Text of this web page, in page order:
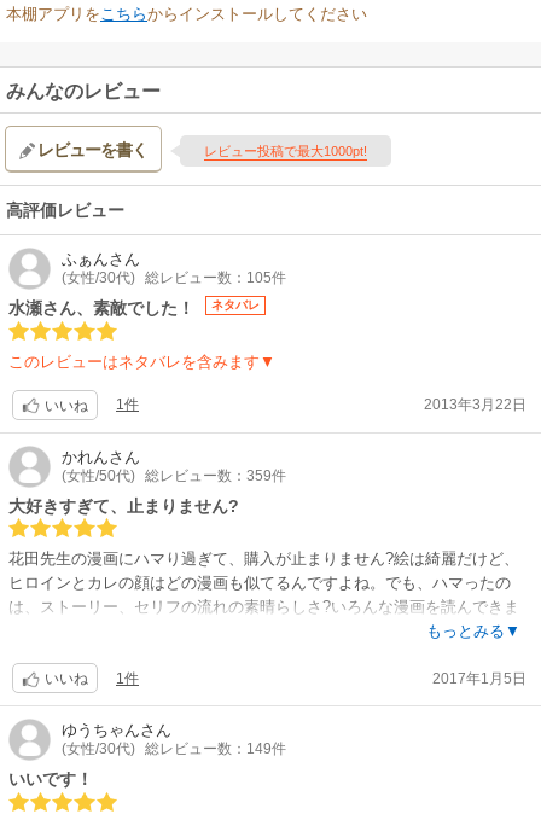
本棚アプリを こちらからインストールしてください
みんなのレビュー
レビューを書く レビュー投稿で最大1000pt!
高評価レビュー
ふぁんさん
(女性/30代) 総レビュー数：105件
水瀬さん、素敵でした！ ネタバレ
このレビューはネタバレを含みます▼
いいね 1件 2013年3月22日
かれんさん
(女性/50代) 総レビュー数：359件
大好きすぎて、止まりません?
花田先生の漫画にハマり過ぎて、購入が止まりません?絵は綺麗だけど、
ヒロインとカレの顔はどの漫画も似てるんですよね。でも、ハマったの
は、ストーリー、セリフの流れの素晴らしさ?いろんな漫画を読んできま
したが、頭の中にドラマが浮かんでくるような、ワクワク、ドキドキが止
もっとみる▼
いいね 1件 2017年1月5日
ゆうちゃんさん
(女性/30代) 総レビュー数：149件
いいです！